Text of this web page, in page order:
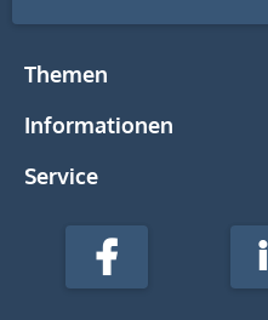
Themen
Informationen
Service
stempel-
Media
Facebook